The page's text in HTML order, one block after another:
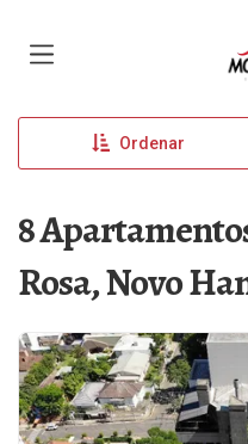
Ordenar
8
Rosa, Novo